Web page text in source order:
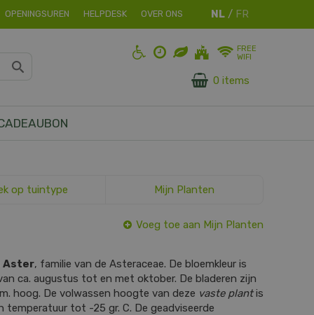
OPENINGSUREN HELPDESK OVER ONS
FREE
WIFI
0 items
op tuintype Mijn Planten
Voeg toe aan Mijn Planten
Aster, familie van de Asteraceae. De bloemkleur is
ca. augustus tot en met oktober. De bladeren zijn
hoog. De volwassen hoogte van deze vaste plantis
temperatuur tot -25 gr. C. De geadviseerde